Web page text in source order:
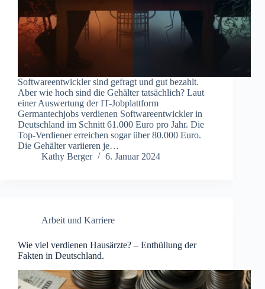
Softwareentwickler sind gefragt und gut bezahlt.
Aber wie hoch sind die Gehälter tatsächlich? Laut
einer Auswertung der IT-Jobplattform
Germantechjobs verdienen Softwareentwickler in
Deutschland im Schnitt 61.000 Euro pro Jahr. Die
Top-Verdiener erreichen sogar über 80.000 Euro.
Die Gehälter variieren je…
Kathy Berger
6. Januar 2024
Arbeit und Karriere
Wie viel verdienen Hausärzte? – Enthüllung der
Fakten in Deutschland.